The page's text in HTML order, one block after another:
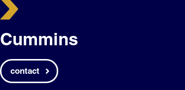
Cummins
contact